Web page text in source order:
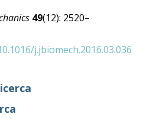
49(12): 2520–
j.jbiomech.2016.03.036